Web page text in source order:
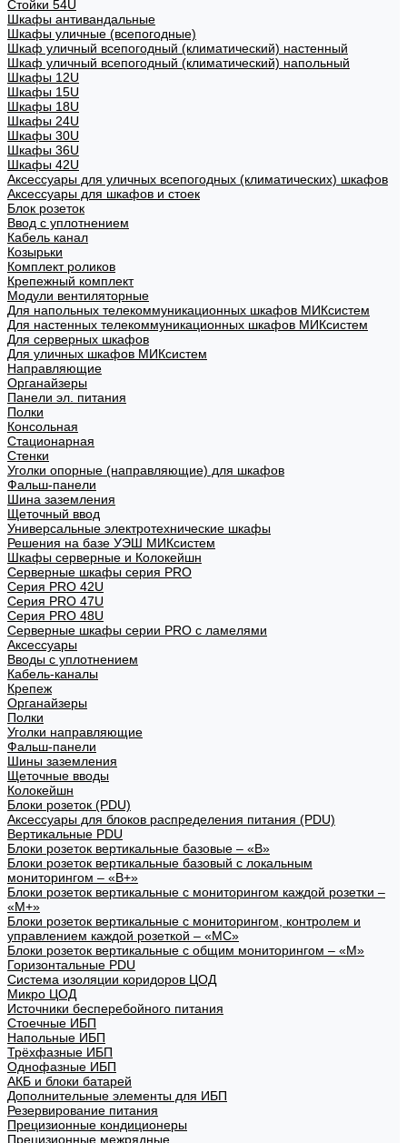
Стойки 54U
Шкафы антивандальные
Шкафы уличные (всепогодные)
Шкаф уличный всепогодный (климатический) настенный
Шкаф уличный всепогодный (климатический) напольный
Шкафы 12U
Шкафы 15U
Шкафы 18U
Шкафы 24U
Шкафы 30U
Шкафы 36U
Шкафы 42U
Аксессуары для уличных всепогодных (климатических) шкафов
Аксессуары для шкафов и стоек
Блок розеток
Ввод с уплотнением
Кабель канал
Козырьки
Комплект роликов
Крепежный комплект
Модули вентиляторные
Для напольных телекоммуникационных шкафов МИКсистем
Для настенных телекоммуникационных шкафов МИКсистем
Для серверных шкафов
Для уличных шкафов МИКсистем
Направляющие
Органайзеры
Панели эл. питания
Полки
Консольная
Стационарная
Стенки
Уголки опорные (направляющие) для шкафов
Фальш-панели
Шина заземления
Щеточный ввод
Универсальные электротехнические шкафы
Решения на базе УЭШ МИКсистем
Шкафы серверные и Колокейшн
Серверные шкафы серия PRO
Серия PRO 42U
Серия PRO 47U
Серия PRO 48U
Серверные шкафы серии PRO с ламелями
Аксессуары
Вводы с уплотнением
Кабель-каналы
Крепеж
Органайзеры
Полки
Уголки направляющие
Фальш-панели
Шины заземления
Щеточные вводы
Колокейшн
Блоки розеток (PDU)
Аксессуары для блоков распределения питания (PDU)
Вертикальные PDU
Блоки розеток вертикальные базовые – «В»
Блоки розеток вертикальные базовый с локальным
мониторингом – «В+»
Блоки розеток вертикальные с мониторингом каждой розетки –
«М+»
Блоки розеток вертикальные с мониторингом, контролем и
управлением каждой розеткой – «МС»
Блоки розеток вертикальные с общим мониторингом – «М»
Горизонтальные PDU
Система изоляции коридоров ЦОД
Микро ЦОД
Источники бесперебойного питания
Стоечные ИБП
Напольные ИБП
Трёхфазные ИБП
Однофазные ИБП
АКБ и блоки батарей
Дополнительные элементы для ИБП
Резервирование питания
Прецизионные кондиционеры
Прецизионные межрядные